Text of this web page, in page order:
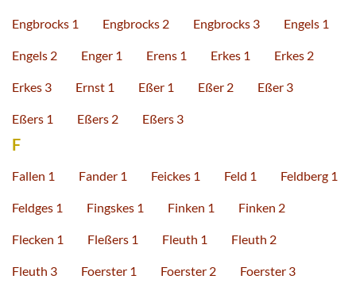
Engbrocks 1 Engbrocks 2 Engbrocks 3 Engels 1
Engels 2 Enger 1 Erens 1 Erkes 1 Erkes 2
Erkes 3 Ernst 1 Eßer 1 Eßer 2 Eßer 3
Eßers 1 Eßers 2 Eßers 3
F
Fallen 1 Fander 1 Feickes 1 Feld 1 Feldberg 1
Feldges 1 Fingskes 1 Finken 1 Finken 2
Flecken 1 Fleßers 1 Fleuth 1 Fleuth 2
Fleuth 3 Foerster 1 Foerster 2 Foerster 3